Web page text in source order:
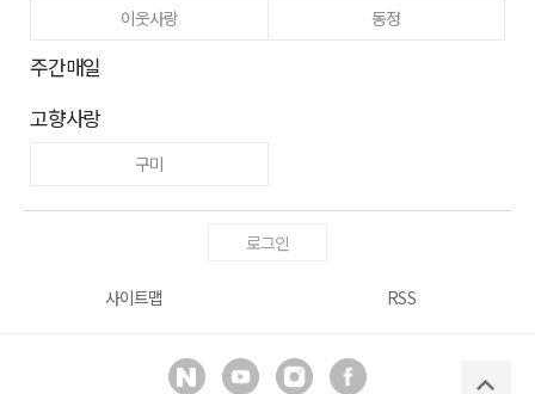
이웃사랑
동정
주간매일
고향사랑
구미
로그인
사이트맵 RSS